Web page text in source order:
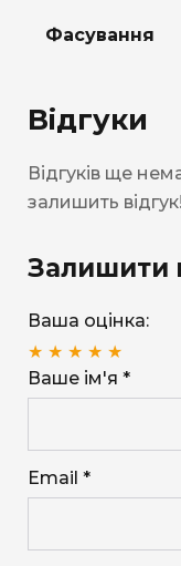
Фасування
Відгуки
Відгуків ще
залишить відгук!
Залишити
Ваша оцінка:
★ ★ ★ ★ ★
Ваше ім'я *
Email *